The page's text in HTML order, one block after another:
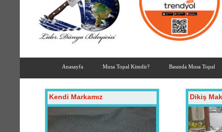
Anasayfa Musa Topal Kimdir? Basında Musa Topal
Kendi Markamız Dikiş